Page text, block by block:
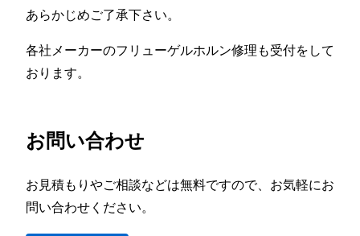
あらかじめご了承下さい。
各社メーカーのフリューゲルホルン修理も受付をして
おります。
お問い合わせ
お見積もりやご相談などは無料ですので、お気軽にお
問い合わせください。